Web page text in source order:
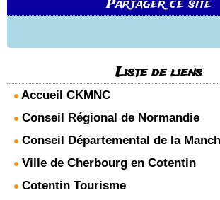
Partager ce site
Liste de liens
Accueil CKMNC
Conseil Régional de Normandie
Conseil Départemental de la
Ville de Cherbourg en Cotentin
Cotentin Tourisme